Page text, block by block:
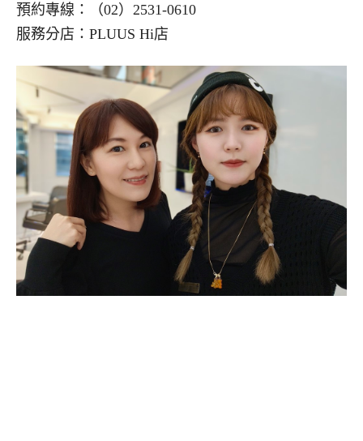
預約專線：（02）2531-0610
服務分店：PLUUS Hi店